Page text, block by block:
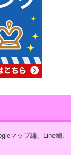
マップ編、Line編、